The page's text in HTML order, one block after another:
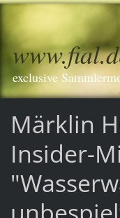
exclusive
Märklin
Insider-